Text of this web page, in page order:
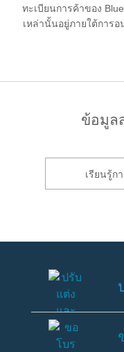
ติดต่อเรา
โปรแกรมบำ
โปรแกรมช่ว
and
ตรวจสอบสิทธิ์
โปรแกรมดูแล
SYNC &
ข้อมูล SYNC
®
ทะเบียนการค้าของ
เหล่านั้นอยู่ภายใต้การ
ข้อมูล
เรียนรู้ก
ปรับ
แต่ง